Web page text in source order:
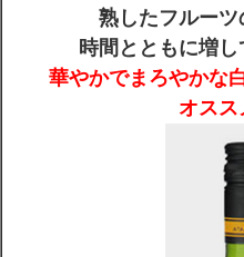
メル
ワイ
生まれ年のワイ
【ワインセ
熟したフルーツ
時間とともに増し
華やかでまろやかな
オスス